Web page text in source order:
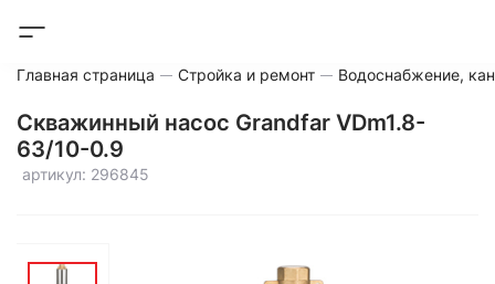
Главная страница Стройка и ремонт Водоснабжение,
Скважинный насос Grandfar VDm1.8-
63/10-0.9
артикул: 296845